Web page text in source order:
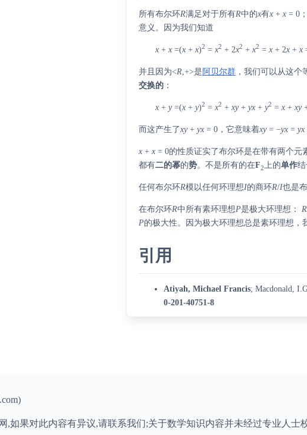
所有布尔环R满足对于所有R中的x有x +x = 0
意义。因为我们知道
x +x =(x +x)2 =x2 + 2x2 +x2 =x + 2x +x
并且因为<R,+>是 阿贝尔群 ，我们可以从这个
交换的 ：
x +y=(x +y)2 =x2 +xy+yx +y2 =x +xy
而这产生了xy+yx = 0，它意味着xy= −yx =yx
x +x = 0的性质证实了布尔环是在带有两个元
都有二的幂的势。不是所有的在F2上的单作
任何布尔环R模以任何环理想I的商环R/I也是
在布尔环R中所有素环理想P是极大环理想：R
P的极大性。因为极大环理想总是素环理想，
引用
Atiyah, Michael Francis;Macdonald,
0-201-40751-8
,如果对此内容有异议,请联系我们;关于数学知识内容并未经过专业人士